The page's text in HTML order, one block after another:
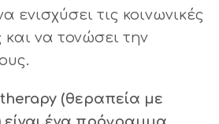
ενισχύσει τις κοινωνικές
και να τονώσει την
(θεραπεία με